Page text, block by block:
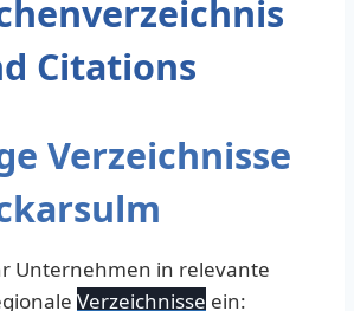
Citations
Verzeichnisse
Unternehmen in relevante
Verzeichnisse ein: